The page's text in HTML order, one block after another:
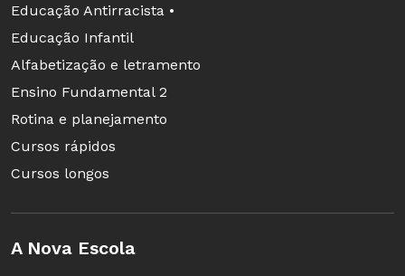
Educação Antirracista •
Educação Infantil
Alfabetização e letramento
Ensino Fundamental 2
Rotina e planejamento
Cursos rápidos
Cursos longos
A Nova Escola